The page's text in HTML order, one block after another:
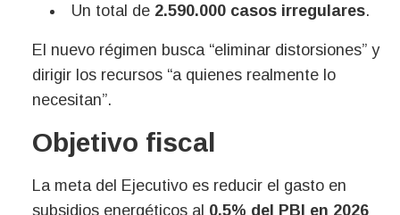
Un total de 2.590.000 casos irregulares.
El nuevo régimen busca “eliminar distorsiones” y
dirigir los recursos “a quienes realmente lo
necesitan”.
Objetivo fiscal
La meta del Ejecutivo es reducir el gasto en
subsidios energéticos al 0,5% del PBI en 2026